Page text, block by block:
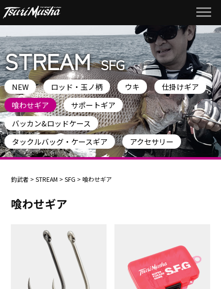
STREAM SFG
NEW ロッド・玉ノ柄 ウキ
仕掛けギア
喰わせギア
サポートギア
バッカン&ロッドケース
タックルバッグ・ケースギア
アクセサリー
釣武者 >STREAM >SFG >喰わせギア
喰わせギア